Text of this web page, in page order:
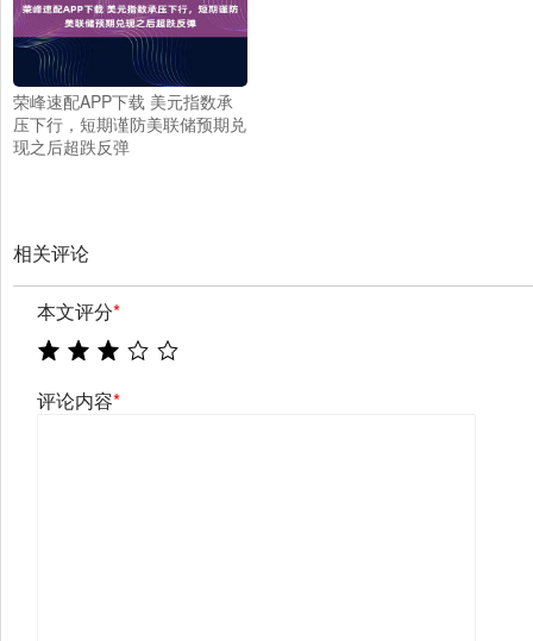
荣峰速配APP下载 美元指数承
压下行，短期谨防美联储预期兑
现之后超跌反弹
相关评论
本文评分*
评论内容*